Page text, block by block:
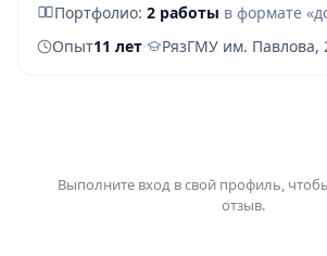
Портфолио: 2 работы в формате
Опыт11 лет· РязГМУ им. Павлова,
Выполните входв свой профиль,
отзыв.